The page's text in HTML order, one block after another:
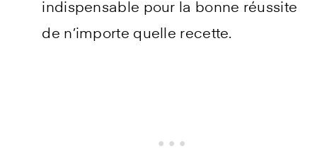
indispensable pour la bonne réussite
de n’importe quelle recette.